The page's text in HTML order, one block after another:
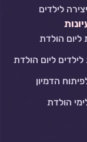
לילדים
ליום הולדת
לילדים ליום הולדת
הדמיון
הולדת